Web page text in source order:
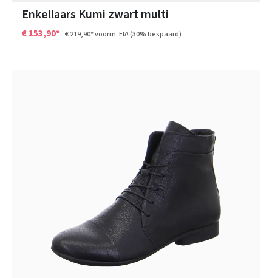
Enkellaars Kumi zwart multi
€ 153,90* € 219,90*voorm. EIA(30% bespaard)